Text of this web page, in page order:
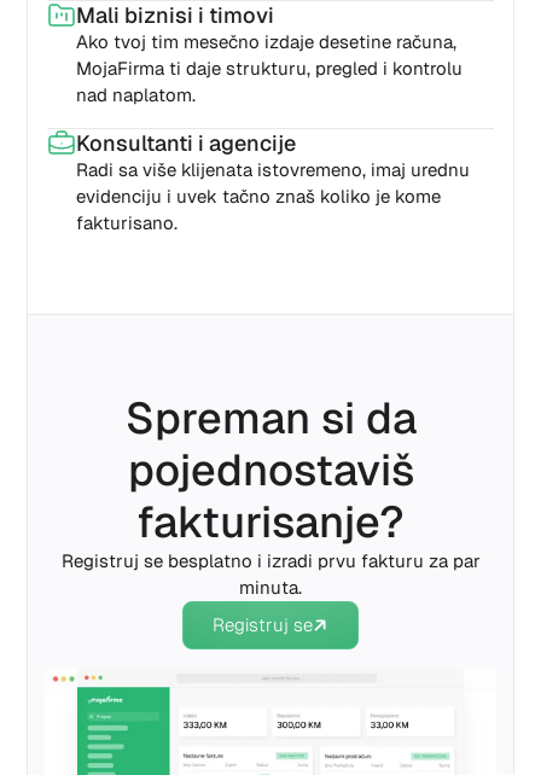
Mali biznisi i timovi
Ako tvoj tim mesečno izdaje desetine računa,
MojaFirma ti daje strukturu, pregled i kontrolu
nad naplatom.
Konsultanti i agencije
Radi sa više klijenata istovremeno, imaj urednu
evidenciju i uvek tačno znaš koliko je kome
fakturisano.
Spreman si da
pojednostaviš
fakturisanje?
Registruj se besplatno i izradi prvu fakturu za par
minuta.
Registruj se